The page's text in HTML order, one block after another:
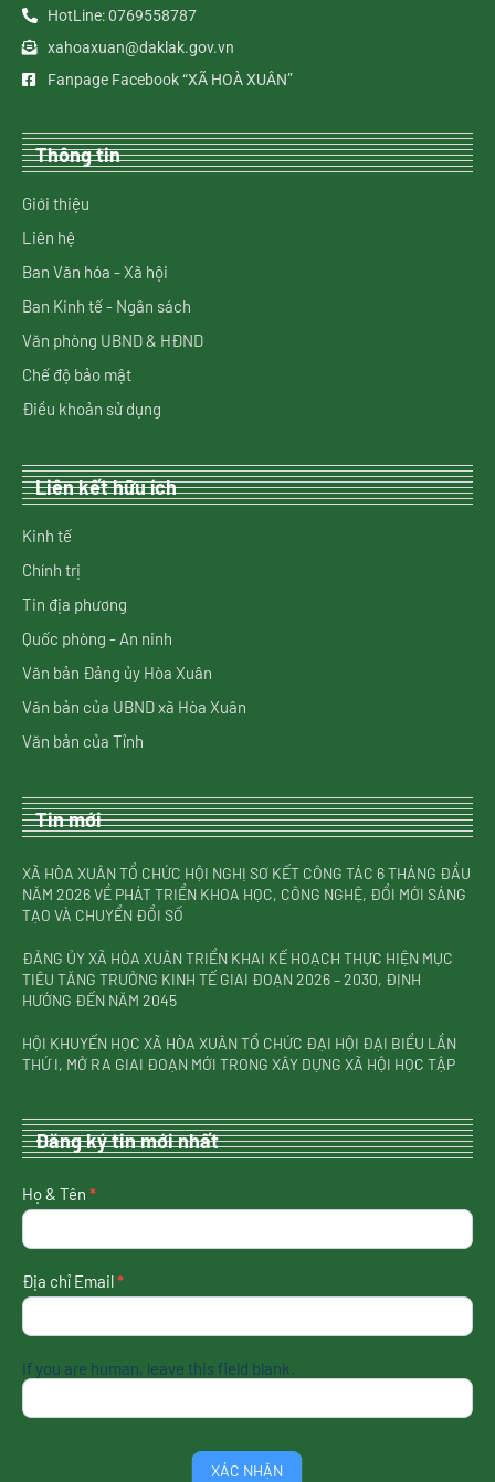
HotLine: 0769558787
xahoaxuan@daklak.gov.vn
Fanpage Facebook “XÃ HOÀ XUÂN”
Thông tin
Giới thiệu
Liên hệ
Ban Văn hóa - Xã hội
Ban Kinh tế - Ngân sách
Văn phòng UBND & HĐND
Chế độ bảo mật
Điều khoản sử dụng
Liên kết hữu ích
Kinh tế
Chính trị
Tin địa phương
Quốc phòng - An ninh
Văn bản Đảng ủy Hòa Xuân
Văn bản của UBND xã Hòa Xuân
Văn bản của Tỉnh
Tin mới
XÃ HÒA XUÂN TỔ CHỨC HỘI NGHỊ SƠ KẾT CÔNG TÁC 6 THÁNG ĐẦU
NĂM 2026 VỀ PHÁT TRIỂN KHOA HỌC, CÔNG NGHỆ, ĐỔI MỚI SÁNG
TẠO VÀ CHUYỂN ĐỔI SỐ
ĐẢNG ỦY XÃ HÒA XUÂN TRIỂN KHAI KẾ HOẠCH THỰC HIỆN MỤC
TIÊU TĂNG TRƯỞNG KINH TẾ GIAI ĐOẠN 2026 – 2030, ĐỊNH
HƯỚNG ĐẾN NĂM 2045
HỘI KHUYẾN HỌC XÃ HÒA XUÂN TỔ CHỨC ĐẠI HỘI ĐẠI BIỂU LẦN
THỨ I, MỞ RA GIAI ĐOẠN MỚI TRONG XÂY DỰNG XÃ HỘI HỌC TẬP
Đăng ký tin mới nhất
nhận
tin
nhất
Họ & Tên *
Địa chỉ Email*
If you are human, leave this field blank.
XÁC NHẬN